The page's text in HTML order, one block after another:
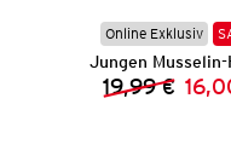
Online Exklusiv
Jungen Musselin-
19,99 €